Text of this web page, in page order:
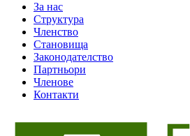
За нас
Структура
Членство
Становища
Законодателство
Партньори
Членове
Контакти